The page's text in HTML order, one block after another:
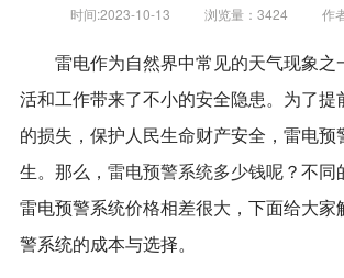
时间:2023-10-13 浏览量： 3424 作
雷电作为自然界中常见的天气现象之
活和工作带来了不小的安全隐患。为了提
的损失，保护人民生命财产安全，雷电预
生。那么， 雷电预警系统多少钱呢？不同
雷电预警系统价格相差很大，下面给大家
警系统的成本与选择。